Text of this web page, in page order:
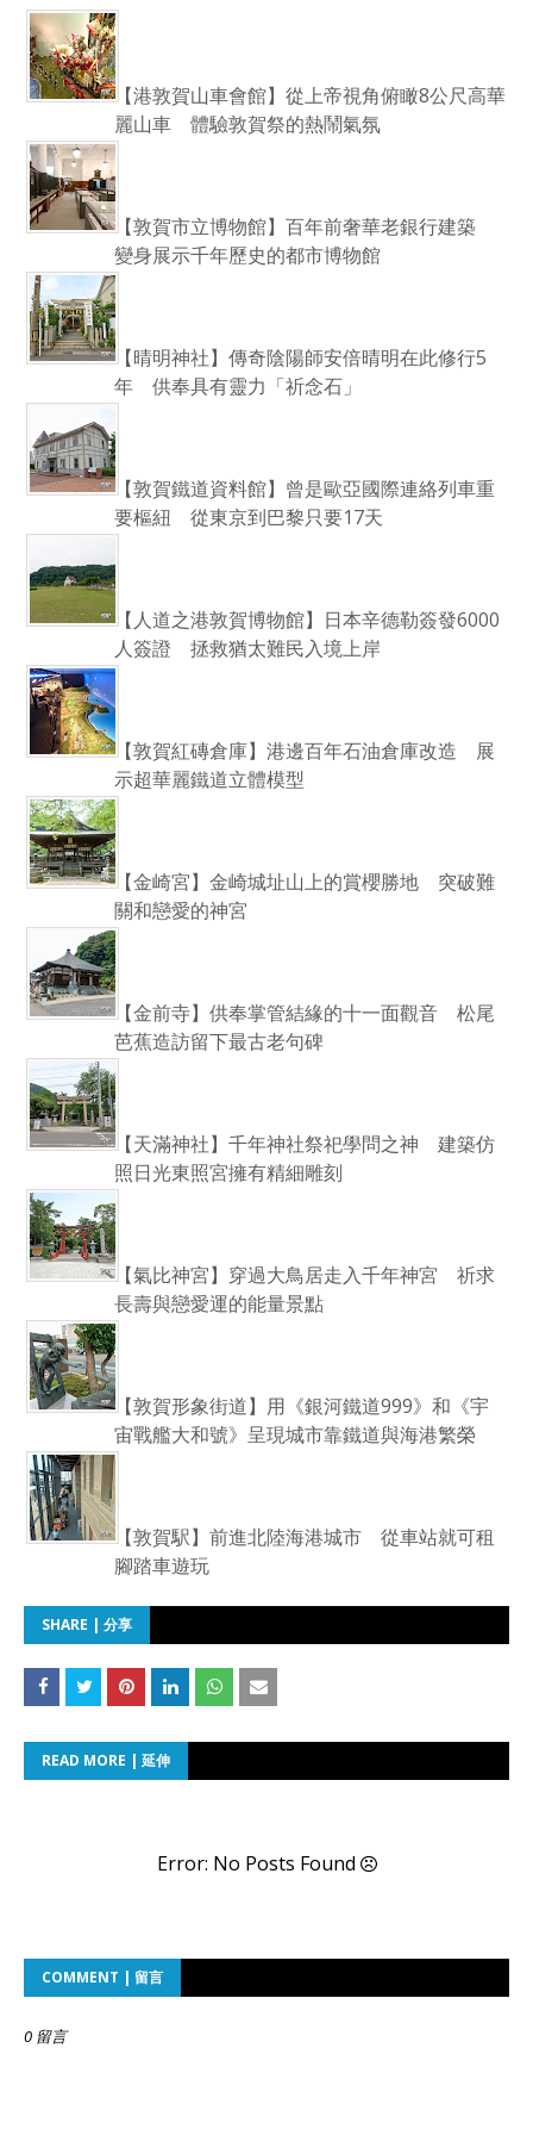
【港敦賀山車會館】從上帝視角俯瞰8公尺高華
麗山車 體驗敦賀祭的熱鬧氣氛
【敦賀市立博物館】百年前奢華老銀行建築
變身展示千年歷史的都市博物館
【晴明神社】傳奇陰陽師安倍晴明在此修行5
年 供奉具有靈力「祈念石」
【敦賀鐵道資料館】曾是歐亞國際連絡列車重
要樞紐 從東京到巴黎只要17天
【人道之港敦賀博物館】日本辛德勒簽發6000
人簽證 拯救猶太難民入境上岸
【敦賀紅磚倉庫】港邊百年石油倉庫改造 展
示超華麗鐵道立體模型
【金崎宮】金崎城址山上的賞櫻勝地 突破難
關和戀愛的神宮
【金前寺】供奉掌管結緣的十一面觀音 松尾
芭蕉造訪留下最古老句碑
【天滿神社】千年神社祭祀學問之神 建築仿
照日光東照宮擁有精細雕刻
【氣比神宮】穿過大鳥居走入千年神宮 祈求
長壽與戀愛運的能量景點
【敦賀形象街道】用《銀河鐵道999》和《宇
宙戰艦大和號》呈現城市靠鐵道與海港繁榮
【敦賀駅】前進北陸海港城市 從車站就可租
腳踏車遊玩
SHARE | 分享
READ MORE | 延伸
Error: No Posts Found
COMMENT | 留言
0 留言